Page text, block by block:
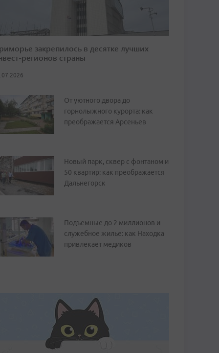
закрепилось в десятке лучших
регионов страны
От уютного двора до
горнолыжного курорта: как
преображается Арсеньев
Новый парк, сквер с фонтаном и
50 квартир: как преображается
Дальнегорск
Подъемные до 2 миллионов и
служебное жилье: как Находка
привлекает медиков